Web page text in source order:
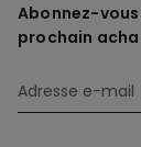
Abonnez-
prochain